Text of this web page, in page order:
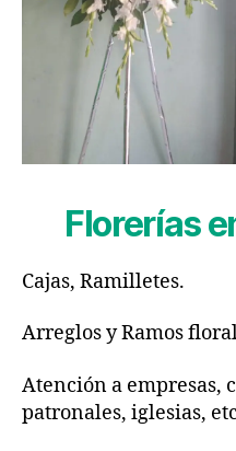
Florerías
Cajas, Ramilletes.
Arreglos y Ramos
Atención a empresas,
patronales, iglesias,